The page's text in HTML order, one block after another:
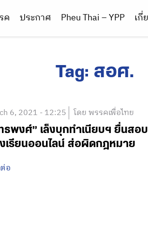
ค ประกาศ Pheu Thai – YPP เกี่
Tag: สอศ.
6, 2021 - 12:25 โดย พรรคเพื่อไทย
ธพงศ์” เล็งบุกทำเนียบฯ ยื่นสอ
เรียนออนไลน์ ส่อผิดกฎหมาย
อ